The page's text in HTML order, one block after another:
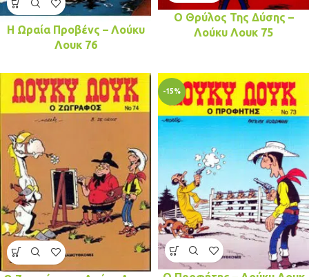
Η Ωραία Προβένς – Λούκυ
Λουκ 76
Ο Θρύλος Της Δύσης –
Λούκυ Λουκ 75
-15%